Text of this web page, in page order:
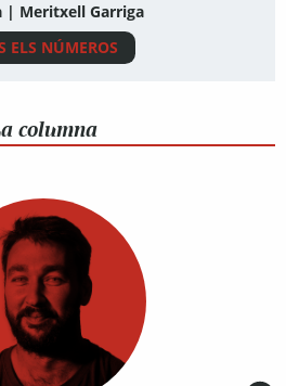
| Meritxell Garriga
ELS NÚMEROS
columna